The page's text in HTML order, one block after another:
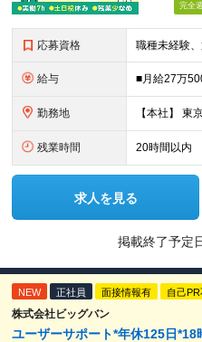
完全
応募資格
給与
勤務地
残業時間 20時間以内
求人を見る
掲載終了予定
NEW 正社員 面接情報有 自己
株式会社ビッグバン
ユーザーサポート*年休125日